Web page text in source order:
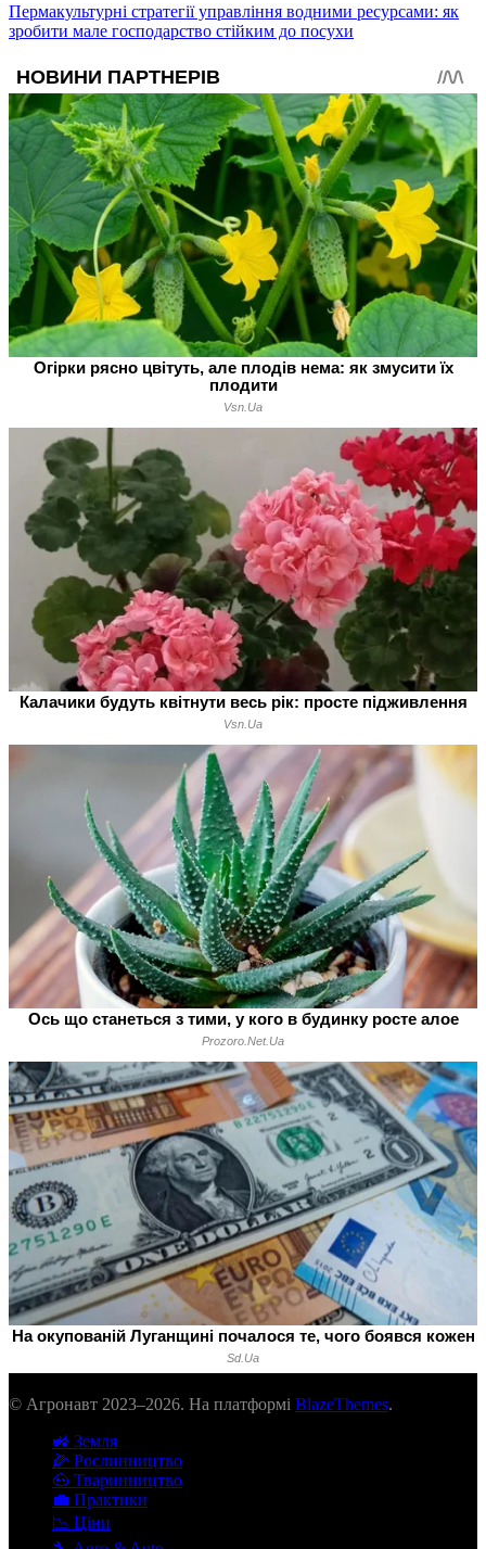
Пермакультурні стратегії управління водними ресурсами: як
зробити мале господарство стійким до посухи
© Агронавт 2023–2026. На платформі BlazeThemes.
🚜 Земля
🌽 Рослинництво
🐽 Тваринництво
💼 Практики
📉 Ціни